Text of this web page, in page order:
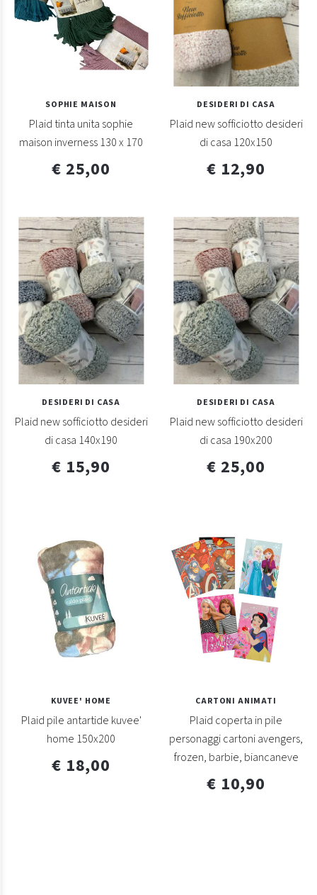
SOPHIE MAISON
Plaid tinta unita sophie
maison inverness 130 x 170
€ 25,00
DESIDERI DI CASA
Plaid new sofficiotto desideri
di casa 120x150
€ 12,90
DESIDERI DI CASA
Plaid new sofficiotto desideri
di casa 140x190
€ 15,90
DESIDERI DI CASA
Plaid new sofficiotto desideri
di casa 190x200
€ 25,00
KUVEE' HOME
Plaid pile antartide kuvee'
home 150x200
€ 18,00
CARTONI ANIMATI
Plaid coperta in pile
personaggi cartoni avengers,
frozen, barbie, biancaneve
€ 10,90